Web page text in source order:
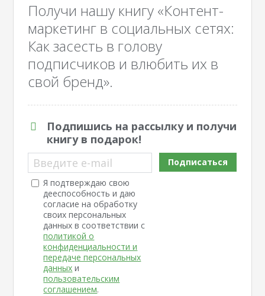
Получи нашу книгу «Контент-
маркетинг в социальных сетях:
Как засесть в голову
подписчиков и влюбить их в
свой бренд».
Подпишись на рассылку и получи
книгу в подарок!
Введите e-mail
Я подтверждаю свою
дееспособность и даю
согласие на обработку
своих персональных
данных в соответствии с
политикой о
конфиденциальности и
передаче персональных
данных и
пользовательским
соглашением.
Подписаться